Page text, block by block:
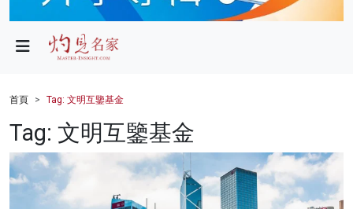
財經
健康
商業
首頁 Tag: 文明互鑒基金
Tag: 文明互鑒基金